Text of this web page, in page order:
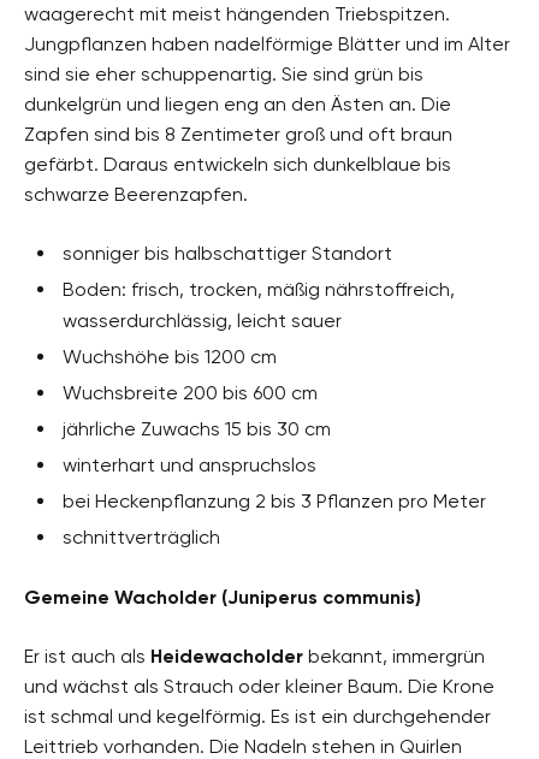
waagerecht mit meist hängenden Triebspitzen.
Jungpflanzen haben nadelförmige Blätter und im Alter
sind sie eher schuppenartig. Sie sind grün bis
dunkelgrün und liegen eng an den Ästen an. Die
Zapfen sind bis 8 Zentimeter groß und oft braun
gefärbt. Daraus entwickeln sich dunkelblaue bis
schwarze Beerenzapfen.
sonniger bis halbschattiger Standort
Boden: frisch, trocken, mäßig nährstoffreich,
wasserdurchlässig, leicht sauer
Wuchshöhe bis 1200 cm
Wuchsbreite 200 bis 600 cm
jährliche Zuwachs 15 bis 30 cm
winterhart und anspruchslos
bei Heckenpflanzung 2 bis 3 Pflanzen pro Meter
schnittverträglich
Gemeine Wacholder (Juniperus communis)
Er ist auch als Heidewacholder bekannt, immergrün
und wächst als Strauch oder kleiner Baum. Die Krone
ist schmal und kegelförmig. Es ist ein durchgehender
Leittrieb vorhanden. Die Nadeln stehen in Quirlen